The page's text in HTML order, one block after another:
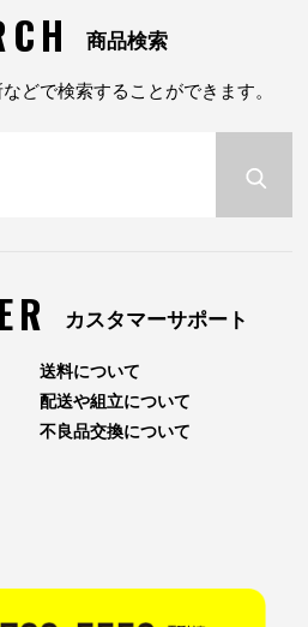
商品検索
どで検索することができます。
カスタマーサポート
送料について
配送や組立について
不良品交換について